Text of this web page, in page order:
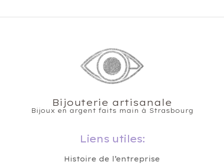
Bijouterie artisanale
Bijoux en argent faits main à Strasbourg
Liens utiles:
Histoire de l’entreprise